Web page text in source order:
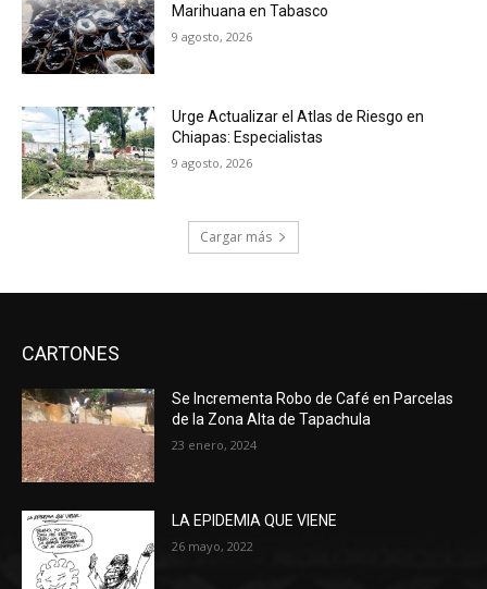
Marihuana en Tabasco
9 agosto, 2026
Urge Actualizar el Atlas de Riesgo en
Chiapas: Especialistas
9 agosto, 2026
Cargar más
CARTONES
Se Incrementa Robo de Café en Parcelas
de la Zona Alta de Tapachula
23 enero, 2024
LA EPIDEMIA QUE VIENE
26 mayo, 2022